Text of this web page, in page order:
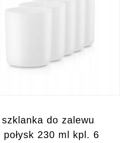
do zalewu
połysk 230 ml kpl. 6